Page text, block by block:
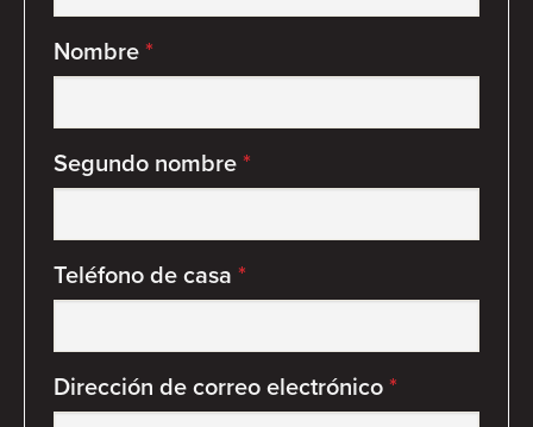
Nombre*
Segundo nombre*
Teléfono de casa *
Dirección de correo electrónico*